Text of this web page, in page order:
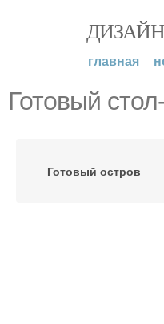
главная
Готовый
Готовый остров